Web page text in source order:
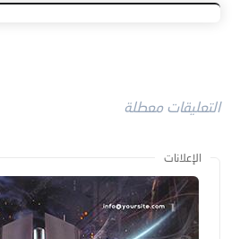
التعليقات معطلة
الإعلانات